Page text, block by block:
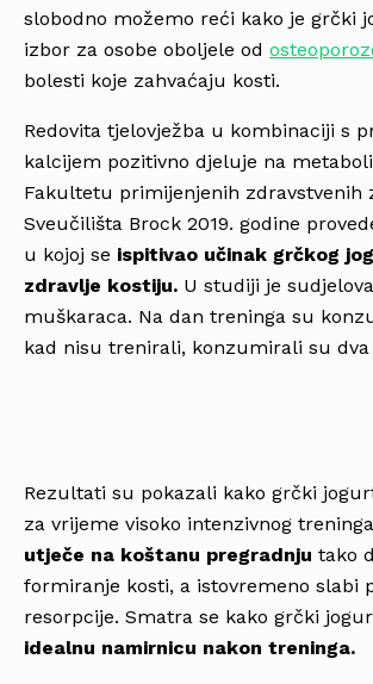
slobodno možemo reći kako je grčki
izbor za osobe oboljele od
bolesti koje zahvaćaju kosti.
Redovita tjelovježba u kombinaciji s
kalcijem pozitivno djeluje na
Fakultetu primijenjenih zdravstvenih
Sveučilišta Brock 2019. godine
u kojoj se ispitivao učinak grčkog
zdravlje kostiju. U studiji je
muškaraca. Na dan treninga su
kad nisu trenirali, konzumirali su
Rezultati su pokazali kako grčki
za vrijeme visoko intenzivnog treninga
utječe na koštanu pregradnju tako
formiranje kosti, a istovremeno slabi
resorpcije. Smatra se kako grčki
idealnu namirnicu nakon treninga.